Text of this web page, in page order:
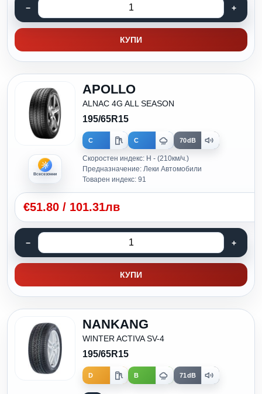
КУПИ
Всесезонни
APOLLO
ALNAC 4G ALL SEASON
195/65R15
C C 70dB
Скоростен индекс: H - (210км/ч.)
Предназначение: Леки Автомобили
Товарен индекс: 91
€51.80 / 101.31лв
КУПИ
NANKANG
WINTER ACTIVA SV-4
195/65R15
D B 71dB